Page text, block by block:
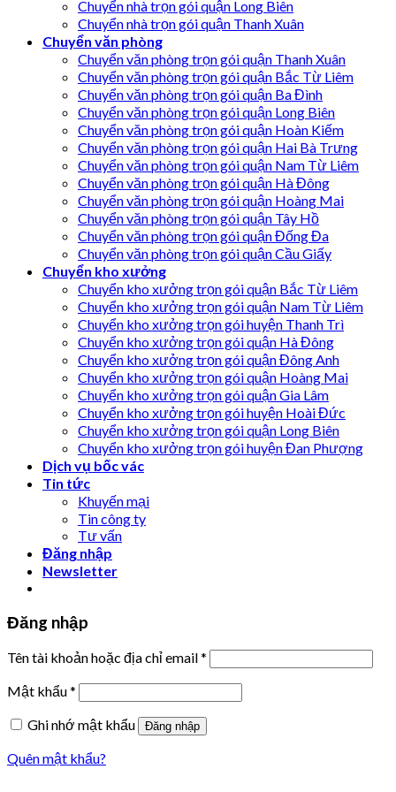
Chuyển nhà trọn gói quận Long Biên
Chuyển nhà trọn gói quận Thanh Xuân
Chuyển văn phòng
Chuyển văn phòng trọn gói quận Thanh Xuân
Chuyển văn phòng trọn gói quận Bắc Từ Liêm
Chuyển văn phòng trọn gói quận Ba Đình
Chuyển văn phòng trọn gói quận Long Biên
Chuyển văn phòng trọn gói quận Hoàn Kiếm
Chuyển văn phòng trọn gói quận Hai Bà Trưng
Chuyển văn phòng trọn gói quận Nam Từ Liêm
Chuyển văn phòng trọn gói quận Hà Đông
Chuyển văn phòng trọn gói quận Hoàng Mai
Chuyển văn phòng trọn gói quận Tây Hồ
Chuyển văn phòng trọn gói quận Đống Đa
Chuyển văn phòng trọn gói quận Cầu Giấy
Chuyển kho xưởng
Chuyển kho xưởng trọn gói quận Bắc Từ Liêm
Chuyển kho xưởng trọn gói quận Nam Từ Liêm
Chuyển kho xưởng trọn gói huyện Thanh Trì
Chuyển kho xưởng trọn gói quận Hà Đông
Chuyển kho xưởng trọn gói quận Đông Anh
Chuyển kho xưởng trọn gói quận Hoàng Mai
Chuyển kho xưởng trọn gói quận Gia Lâm
Chuyển kho xưởng trọn gói huyện Hoài Đức
Chuyển kho xưởng trọn gói quận Long Biên
Chuyển kho xưởng trọn gói huyện Đan Phượng
Dịch vụ bốc vác
Tin tức
Khuyến mại
Tin công ty
Tư vấn
Đăng nhập
Newsletter
Đăng nhập
Tên tài khoản hoặc địa chỉ email*
Mật khẩu*
Ghi nhớ mật khẩu
Đăng nhập
Quên mật khẩu?